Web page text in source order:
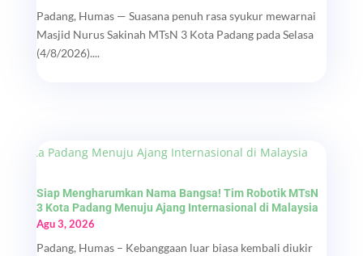
Padang, Humas — Suasana penuh rasa syukur mewarnai
Masjid Nurus Sakinah MTsN 3 Kota Padang pada Selasa
(4/8/2026)....
Siap Mengharumkan Nama Bangsa! Tim Robotik MTsN
3 Kota Padang Menuju Ajang Internasional di Malaysia
Agu 3, 2026
Padang, Humas – Kebanggaan luar biasa kembali diukir